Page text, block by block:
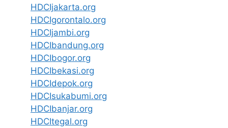
HDCIjakarta.org
HDCIgorontalo.org
HDCIjambi.org
HDCIbandung.org
HDCIbogor.org
HDCIbekasi.org
HDCIdepok.org
HDCIsukabumi.org
HDCIbanjar.org
HDCItegal.org